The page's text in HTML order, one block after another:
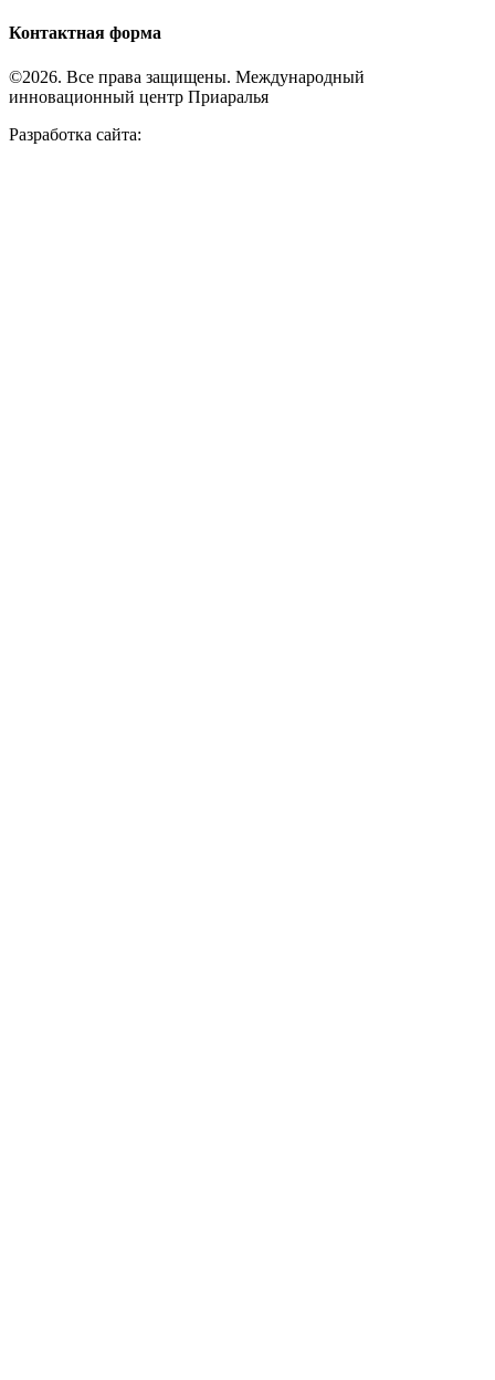
Контактная форма
©2026. Все права защищены. Международный
инновационный центр Приаралья
Разработка сайта: